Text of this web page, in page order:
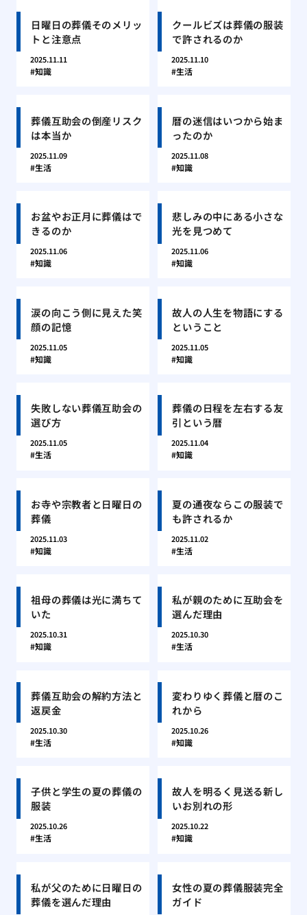
日曜日の葬儀そのメリッ
トと注意点
2025.11.11
知識
クールビズは葬儀の服装
で許されるのか
2025.11.10
生活
葬儀互助会の倒産リスク
は本当か
2025.11.09
生活
暦の迷信はいつから始ま
ったのか
2025.11.08
知識
お盆やお正月に葬儀はで
きるのか
2025.11.06
知識
悲しみの中にある小さな
光を見つめて
2025.11.06
知識
涙の向こう側に見えた笑
顔の記憶
2025.11.05
知識
故人の人生を物語にする
ということ
2025.11.05
知識
失敗しない葬儀互助会の
選び方
2025.11.05
生活
葬儀の日程を左右する友
引という暦
2025.11.04
知識
お寺や宗教者と日曜日の
葬儀
2025.11.03
知識
夏の通夜ならこの服装で
も許されるか
2025.11.02
生活
祖母の葬儀は光に満ちて
いた
2025.10.31
知識
私が親のために互助会を
選んだ理由
2025.10.30
生活
葬儀互助会の解約方法と
返戻金
2025.10.30
生活
変わりゆく葬儀と暦のこ
れから
2025.10.26
知識
子供と学生の夏の葬儀の
服装
2025.10.26
生活
故人を明るく見送る新し
いお別れの形
2025.10.22
知識
私が父のために日曜日の
葬儀を選んだ理由
女性の夏の葬儀服装完全
ガイド